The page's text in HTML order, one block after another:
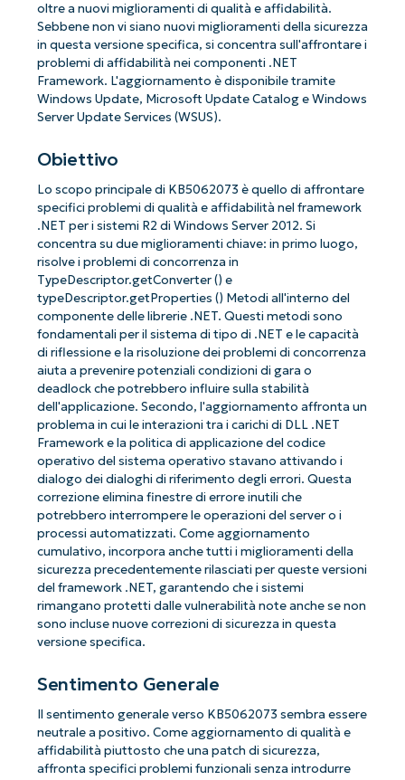
oltre a nuovi miglioramenti di qualità e affidabilità.
Sebbene non vi siano nuovi miglioramenti della sicurezza
in questa versione specifica, si concentra sull'affrontare i
problemi di affidabilità nei componenti .NET
Framework. L'aggiornamento è disponibile tramite
Windows Update, Microsoft Update Catalog e Windows
Server Update Services (WSUS).
Obiettivo
Lo scopo principale di KB5062073 è quello di affrontare
specifici problemi di qualità e affidabilità nel framework
.NET per i sistemi R2 di Windows Server 2012. Si
concentra su due miglioramenti chiave: in primo luogo,
risolve i problemi di concorrenza in
TypeDescriptor.getConverter () e
typeDescriptor.getProperties () Metodi all'interno del
componente delle librerie .NET. Questi metodi sono
fondamentali per il sistema di tipo di .NET e le capacità
di riflessione e la risoluzione dei problemi di concorrenza
aiuta a prevenire potenziali condizioni di gara o
deadlock che potrebbero influire sulla stabilità
dell'applicazione. Secondo, l'aggiornamento affronta un
problema in cui le interazioni tra i carichi di DLL .NET
Framework e la politica di applicazione del codice
operativo del sistema operativo stavano attivando i
dialogo dei dialoghi di riferimento degli errori. Questa
correzione elimina finestre di errore inutili che
potrebbero interrompere le operazioni del server o i
processi automatizzati. Come aggiornamento
cumulativo, incorpora anche tutti i miglioramenti della
sicurezza precedentemente rilasciati per queste versioni
del framework .NET, garantendo che i sistemi
rimangano protetti dalle vulnerabilità note anche se non
sono incluse nuove correzioni di sicurezza in questa
versione specifica.
Sentimento Generale
Il sentimento generale verso KB5062073 sembra essere
neutrale a positivo. Come aggiornamento di qualità e
affidabilità piuttosto che una patch di sicurezza,
affronta specifici problemi funzionali senza introdurre